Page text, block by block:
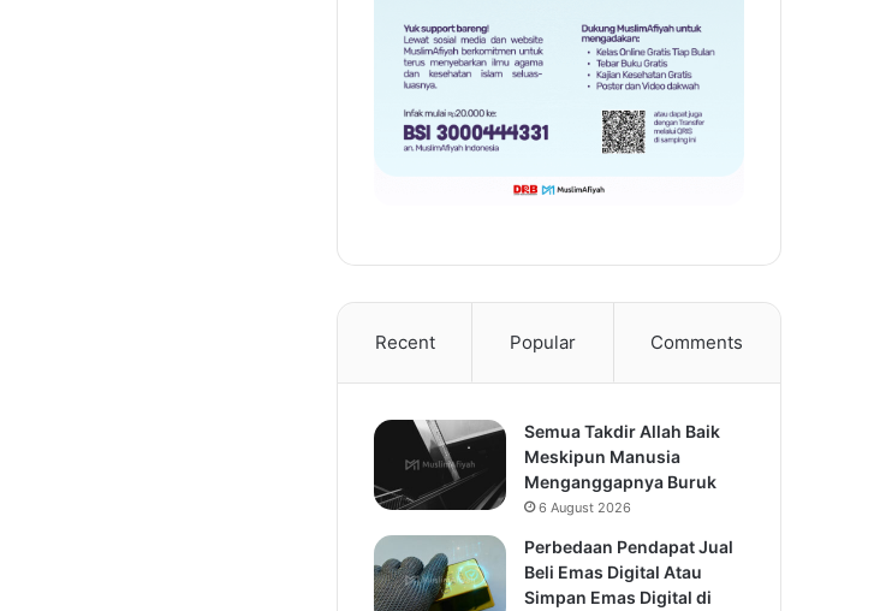
Recent Popular Comments
Semua Takdir Allah Baik
Meskipun Manusia
Menganggapnya Buruk
6 August 2026
Perbedaan Pendapat Jual
Beli Emas Digital Atau
Simpan Emas Digital di